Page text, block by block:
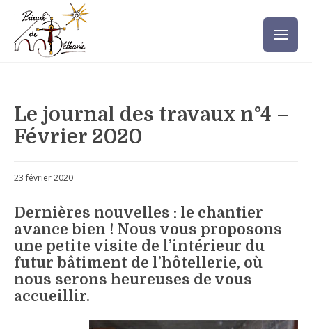
Le journal des travaux n°4 –
Février 2020
23 février 2020
Dernières nouvelles : le chantier
avance bien ! Nous vous proposons
une petite visite de l’intérieur du
futur bâtiment de l’hôtellerie, où
nous serons heureuses de vous
accueillir.